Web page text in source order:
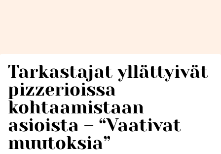
Tarkastajat yllättyivät
pizzerioissa
kohtaamistaan
asioista – “Vaativat
muutoksia”